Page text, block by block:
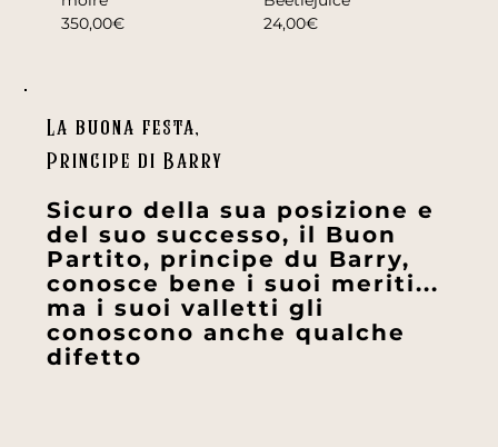
350,00€
24,00€
La buona festa,
Principe di Barry
Sicuro della sua posizione e
del suo successo, il Buon
Partito, principe du Barry,
conosce bene i suoi meriti...
ma i suoi valletti gli
conoscono anche qualche
difetto